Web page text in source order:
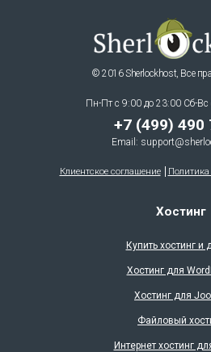
© 2016 Sherlockhost, Все
Пн-Пт с 9:00 до 23:00 Сб-Вс
+7 (499) 490
Email:
Клиентское соглашение
Хостинг
Купить хостинг и
Хостинг для
Хостинг для
Файловый
Интернет хостинг